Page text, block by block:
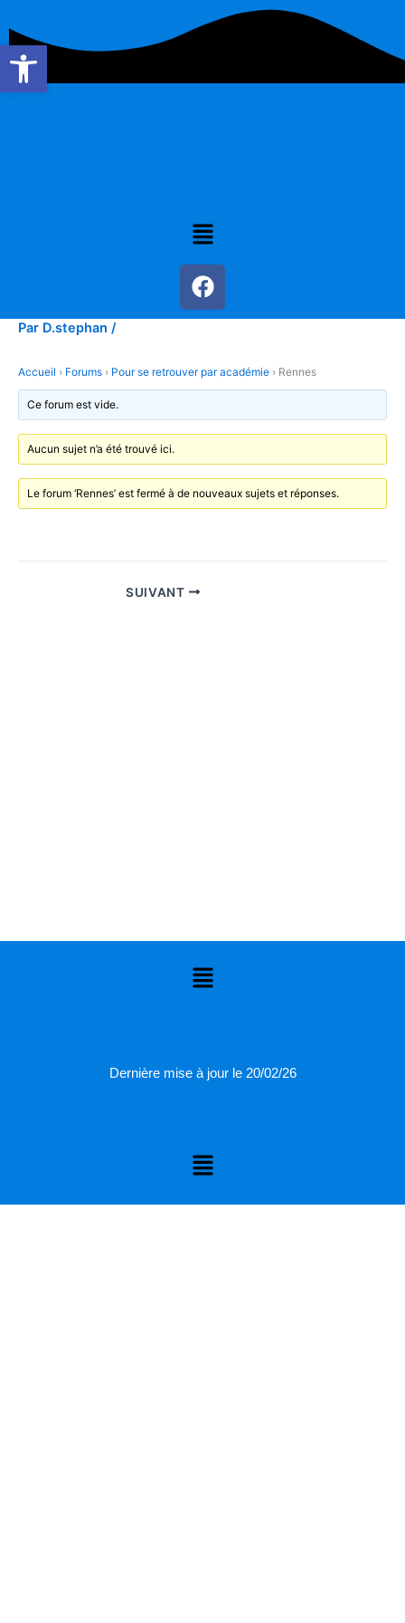
au
contenu
Menu
F
a
c
b
o
k
Par D.stephan /
Accueil › Forums › Pour se retrouver par académie › Rennes
Ce forum est vide.
Aucun sujet n’a été trouvé ici.
Le forum ‘Rennes’ est fermé à de nouveaux sujets et réponses.
SUIVANT
Menu
Dernière mise à jour le 20/02/26
Menu
Ouvrir la barre d’outils